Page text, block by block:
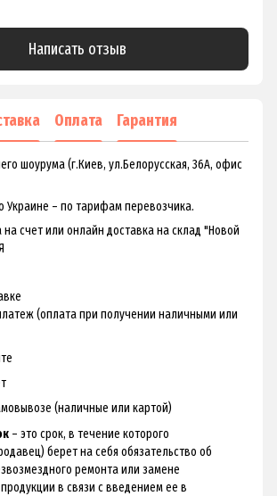
Написать отзыв
Оплата Гарантия
шоурума (г.Киев, ул.Белорусская, 36А, офис
Украине – по тарифам перевозчика.
на счет или онлайн доставка на склад "Новой
(оплата при получении наличными или
(наличные или картой)
– это срок, в течение которого
берет на себя обязательство об
ремонта или замене
в связи с введением ее в